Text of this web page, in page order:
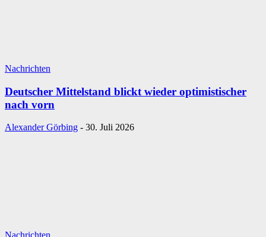
Nachrichten
Deutscher Mittelstand blickt wieder optimistischer
nach vorn
Alexander Görbing - 30. Juli 2026